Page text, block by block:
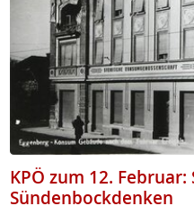
KPÖ zum 12.
Sündenbockdenken